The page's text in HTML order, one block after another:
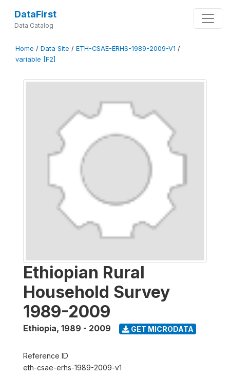
DataFirst
Data Catalog
Home / Data Site / ETH-CSAE-ERHS-1989-2009-V1 /
variable [F2]
Ethiopian Rural
Household Survey
1989-2009
Ethiopia, 1989 - 2009 GET MICRODATA
Reference ID
eth-csae-erhs-1989-2009-v1